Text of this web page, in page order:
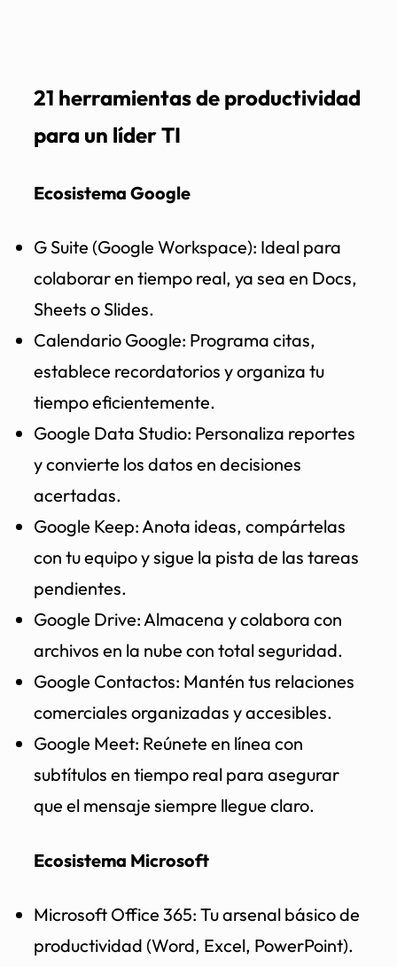
21 herramientas de productividad
para un líder TI
Ecosistema Google
G Suite (Google Workspace): Ideal para
colaborar en tiempo real, ya sea en Docs,
Sheets o Slides.
Calendario Google: Programa citas,
establece recordatorios y organiza tu
tiempo eficientemente.
Google Data Studio: Personaliza reportes
y convierte los datos en decisiones
acertadas.
Google Keep: Anota ideas, compártelas
con tu equipo y sigue la pista de las tareas
pendientes.
Google Drive: Almacena y colabora con
archivos en la nube con total seguridad.
Google Contactos: Mantén tus relaciones
comerciales organizadas y accesibles.
Google Meet: Reúnete en línea con
subtítulos en tiempo real para asegurar
que el mensaje siempre llegue claro.
Ecosistema Microsoft
Microsoft Office 365: Tu arsenal básico de
productividad (Word, Excel, PowerPoint).